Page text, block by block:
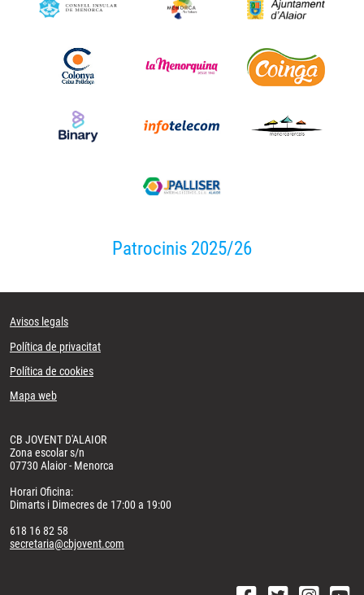
Patrocinis 2025/26
Avisos legals
Política de privacitat
Política de cookies
Mapa web
CB JOVENT D'ALAIOR
Zona escolar s/n
07730 Alaior - Menorca
Horari Oficina:
Dimarts i Dimecres de 17:00 a 19:00
618 16 82 58
secretaria@cbjovent.com